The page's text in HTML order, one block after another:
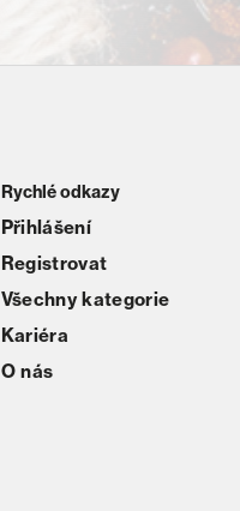
Rychlé odkazy
Přihlášení
Registrovat
Všechny kategorie
Kariéra
O nás